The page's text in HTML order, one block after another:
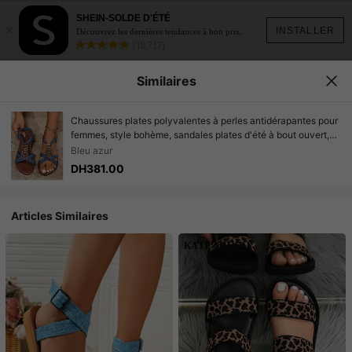
INSTALLER
SHEIN-SOLDE D'ÉTÉ
Découvrez les dernières tendances à bon prix.
Similaires
Chaussures plates polyvalentes à perles antidérapantes pour
femmes, style bohème, sandales plates d'été à bout ouvert,
sandales de plage décontractées à enfiler pour les vacances
Bleu azur
DH381.00
Articles Similaires